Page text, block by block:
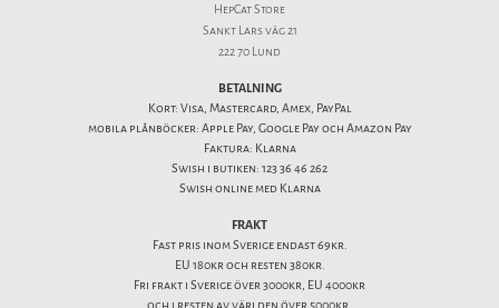
HepCat Store
Sankt Lars väg 21
222 70 Lund
BETALNING
Kort: Visa, Mastercard, Amex, PayPal
mobila plånböcker: Apple Pay, Google Pay och Amazon Pay
Faktura: Klarna
Swish i butiken: 123 36 46 262
Swish online med Klarna
FRAKT
Fast pris inom Sverige endast 69kr.
EU 180kr och resten 380kr.
Fri frakt i Sverige över 3000kr, EU 4000kr